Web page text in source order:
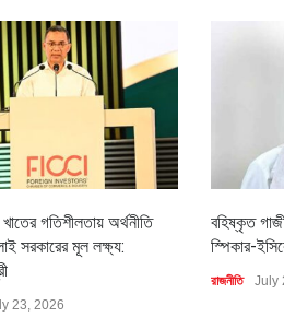
খাতের গতিশীলতায় অর্থনীতি
সরকারের মূল লক্ষ্য:
23, 2026
বহিষ্কৃত
স্পিকার-
রাজনীতি July